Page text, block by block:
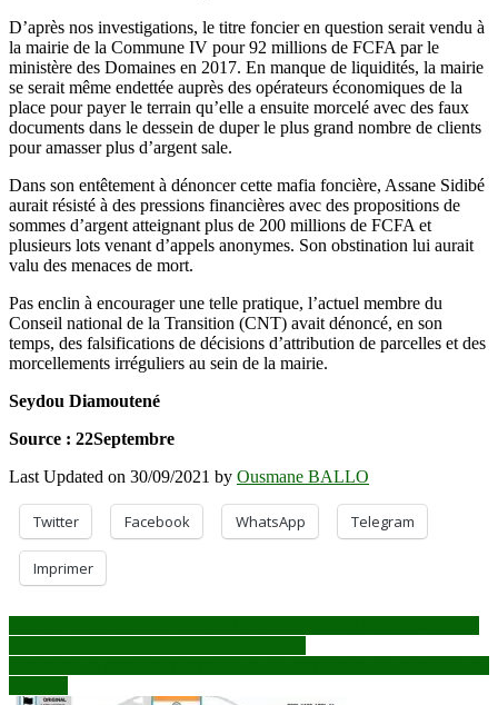
D’après nos investigations, le titre foncier en question serait vendu à
la mairie de la Commune IV pour 92 millions de FCFA par le
ministère des Domaines en 2017. En manque de liquidités, la mairie
se serait même endettée auprès des opérateurs économiques de la
place pour payer le terrain qu’elle a ensuite morcelé avec des faux
documents dans le dessein de duper le plus grand nombre de clients
pour amasser plus d’argent sale.
Dans son entêtement à dénoncer cette mafia foncière, Assane Sidibé
aurait résisté à des pressions financières avec des propositions de
sommes d’argent atteignant plus de 200 millions de FCFA et
plusieurs lots venant d’appels anonymes. Son obstination lui aurait
valu des menaces de mort.
Pas enclin à encourager une telle pratique, l’actuel membre du
Conseil national de la Transition (CNT) avait dénoncé, en son
temps, des falsifications de décisions d’attribution de parcelles et des
morcellements irréguliers au sein de la mairie.
Seydou Diamoutené
Source : 22Septembre
Last Updated on 30/09/2021 by Ousmane BALLO
Twitter Facebook WhatsApp Telegram
Imprimer
Navigation
de
l’article